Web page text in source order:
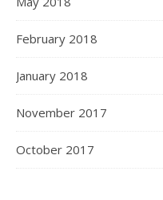
February 2018
January 2018
November 2017
October 2017